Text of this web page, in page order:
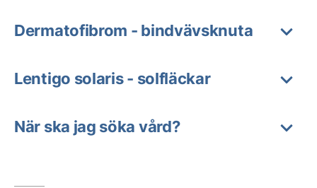
Dermatofibrom - bindvävsknuta
Lentigo solaris - solfläckar
När ska jag söka vård?